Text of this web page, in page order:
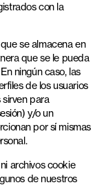
con la
se almacena en
que se le pueda
ningún caso, las
de los usuarios
para
y/o un
por sí mismas
archivos cookie
de nuestros